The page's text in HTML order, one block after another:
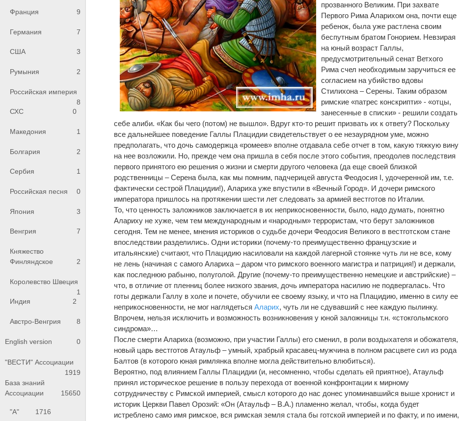
Франция 9
Германия 7
США 3
Румыния 2
Российская империя
8
СХС
0
Македония 1
Болгария 2
Сербия 1
Российская песня 0
Япония 3
Венгрия 7
Княжество
Финляндское
2
Королевство Швеция
1
Индия
2
Австро-Венгрия 8
English version 0
"ВЕСТИ" Ассоциации
1919
База знаний
Ассоциации
15650
"А" 1716
прозванного Великим. При захвате
Первого Рима Аларихом она, почти еще
ребенок, была уже растлена своим
беспутным братом Гонорием. Невзирая
на юный возраст Галлы,
предусмотрительный сенат Ветхого
Рима счел необходимым заручиться ее
согласием на убийство вдовы
Стилихона – Серены. Таким образом
римские «патрес конскрипти» - «отцы,
занесенные в списки» - решили создать
себе алиби. «Как бы чего (потом) не вышло». Вдруг кто-то решит призвать их к ответу? Поскольку
все дальнейшее поведение Галлы Плацидии свидетельствует о ее незаурядном уме, можно
предполагать, что дочь самодержца «ромеев» вполне отдавала себе отчет в том, какую тяжкую вину
на нее возложили. Но, прежде чем она пришла в себя после этого события, преодолев последствия
первого принятого ею решения о жизни и смерти другого человека (да еще своей близкой
родственницы – Серена была, как мы помним, падчерицей августа Феодосия I, удочеренной им, т.е.
фактически сестрой Плацидии!), Алариха уже впустили в «Вечный Город». И дочери римского
императора пришлось на протяжении шести лет следовать за армией вестготов по Италии.
То, что ценность заложников заключается в их неприкосновенности, было, надо думать, понятно
Алариху не хуже, чем тем международным и «народным» террористам, что берут заложников
сегодня. Тем не менее, мнения историков о судьбе дочери Феодосия Великого в вестготском стане
впоследствии разделились. Одни историки (почему-то преимущественно французские и
итальянские) считают, что Плацидию насиловали на каждой лагерной стоянке чуть ли не все, кому
не лень (начиная с самого Алариха – даром что римского военного магистра и патриция!) и держали,
как последнюю рабыню, полуголой. Другие (почему-то преимущественно немецкие и австрийские) –
что, в отличие от пленниц более низкого звания, дочь императора насилию не подвергалась. Что
готы держали Галлу в холе и почете, обучили ее своему языку, и что на Плацидию, именно в силу ее
неприкосновенности, не мог наглядетьсяАларих, чуть ли не сдувавший с нее каждую пылинку.
Впрочем, нельзя исключить и возможность возникновения у юной заложницы т.н. «стокгольмского
синдрома»…
После смерти Алариха (возможно, при участии Галлы) его сменил, в роли воздыхателя и обожателя,
новый царь вестготов Атаульф – умный, храбрый красавец-мужчина в полном расцвете сил из рода
Балтов (в которого юная римлянка вполне могла действительно влюбиться).
Вероятно, под влиянием Галлы Плацидии (и, несомненно, чтобы сделать ей приятное), Атаульф
принял историческое решение в пользу перехода от военной конфронтации к мирному
сотрудничеству с Римской империей, смысл которого до нас донес упоминавшийся выше хронист и
историк Церкви Павел Орозий: «Он (Атаульф – В.А.) пламенно желал, чтобы, когда будет
истреблено само имя римское, вся римская земля стала бы готской империей и по факту, и по имени,